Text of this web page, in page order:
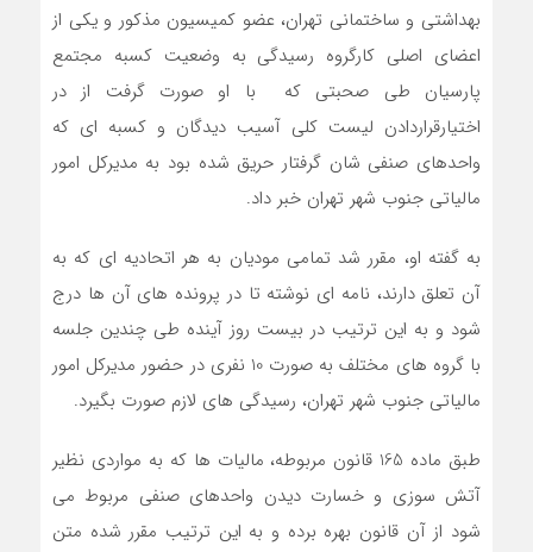
بهداشتی و ساختمانی تهران، عضو کمیسیون مذکور و یکی از
اعضای اصلی کارگروه رسیدگی به وضعیت کسبه مجتمع
پارسیان طی صحبتی که با او صورت گرفت از در
اختیارقراردادن لیست کلی آسیب دیدگان و کسبه ای که
واحدهای صنفی شان گرفتار حریق شده بود به مدیرکل امور
مالیاتی جنوب شهر تهران خبر داد.
به گفته او، مقرر شد تمامی مودیان به هر اتحادیه ای که به
آن تعلق دارند، نامه ای نوشته تا در پرونده های آن ها درج
شود و به این ترتیب در بیست روز آینده طی چندین جلسه
با گروه های مختلف به صورت 10 نفری در حضور مدیرکل امور
مالیاتی جنوب شهر تهران، رسیدگی های لازم صورت بگیرد.
طبق ماده 165 قانون مربوطه، مالیات ها که به مواردی نظیر
آتش سوزی و خسارت دیدن واحدهای صنفی مربوط می
شود از آن قانون بهره برده و به این ترتیب مقرر شده متن